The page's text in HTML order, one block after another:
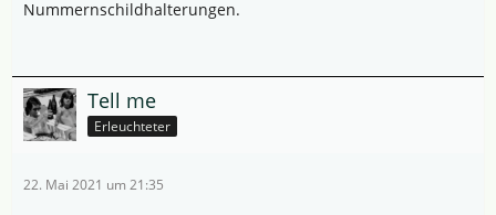
Nummernschildhalterungen.
Tell me
Erleuchteter
22. Mai 2021 um 21:35